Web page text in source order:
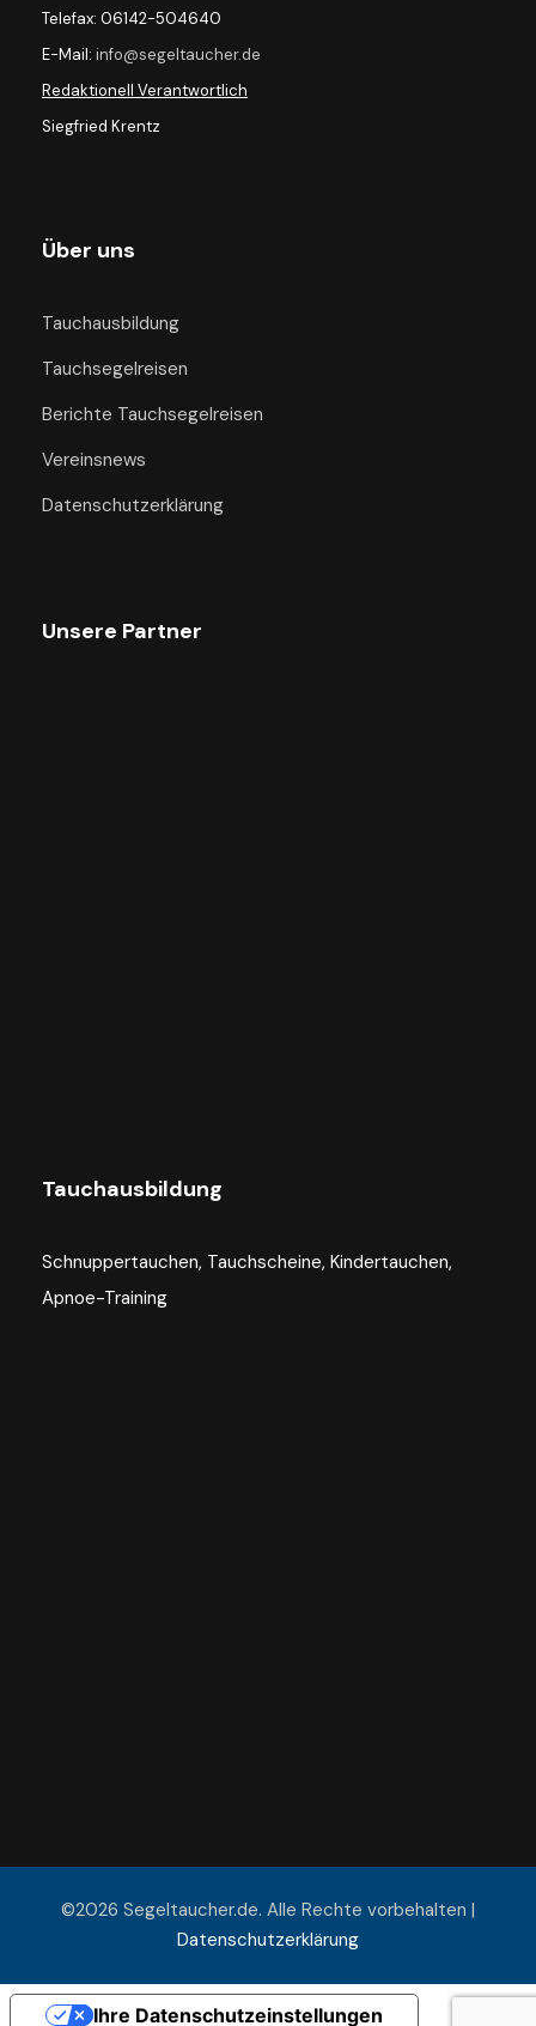
Telefax: 06142-504640
E-Mail: info@segeltaucher.de
Redaktionell Verantwortlich
Siegfried Krentz
Über uns
Tauchausbildung
Tauchsegelreisen
Berichte Tauchsegelreisen
Vereinsnews
Datenschutzerklärung
Unsere Partner
Tauchausbildung
Schnuppertauchen, Tauchscheine, Kindertauchen,
Apnoe-Training
©2026 Segeltaucher.de. Alle Rechte vorbehalten |
Datenschutzerklärung
Ihre Datenschutzeinstellungen